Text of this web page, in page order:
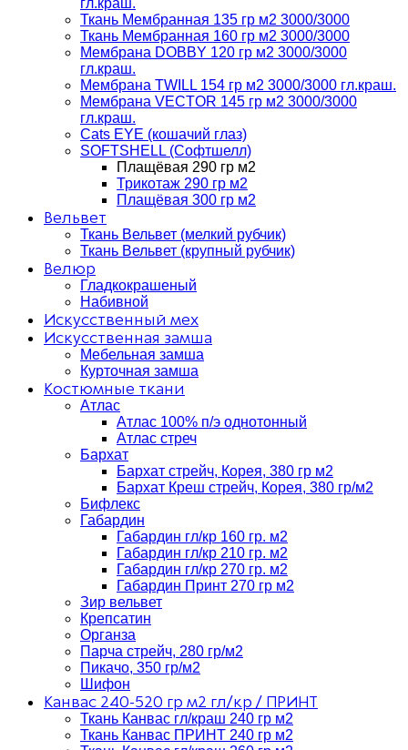
гл.краш.
Ткань Мембранная 135 гр м2 3000/3000
Ткань Мембранная 160 гр м2 3000/3000
Мембрана DOBBY 120 гр м2 3000/3000
гл.краш.
Мембрана TWILL 154 гр м2 3000/3000 гл.краш.
Мембрана VECTOR 145 гр м2 3000/3000
гл.краш.
Cats EYE (кошачий глаз)
SOFTSHELL (Софтшелл)
Плащёвая 290 гр м2
Трикотаж 290 гр м2
Плащёвая 300 гр м2
Вельвет
Ткань Вельвет (мелкий рубчик)
Ткань Вельвет (крупный рубчик)
Велюр
Гладкокрашеный
Набивной
Искусственный мех
Искусственная замша
Мебельная замша
Курточная замша
Костюмные ткани
Атлас
Атлас 100% п/э однотонный
Атлас стреч
Бархат
Бархат стрейч, Корея, 380 гр м2
Бархат Креш стрейч, Корея, 380 гр/м2
Бифлекс
Габардин
Габардин гл/кр 160 гр. м2
Габардин гл/кр 210 гр. м2
Габардин гл/кр 270 гр. м2
Габардин Принт 270 гр м2
Зир вельвет
Крепсатин
Органза
Парча стрейч, 280 гр/м2
Пикачо, 350 гр/м2
Шифон
Канвас 240-520 гр м2 гл/кр / ПРИНТ
Ткань Канвас гл/краш 240 гр м2
Ткань Канвас ПРИНТ 240 гр м2